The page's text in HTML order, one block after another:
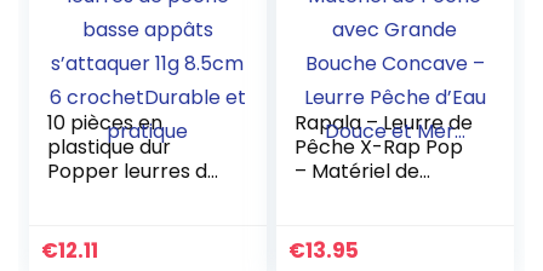
10 pièces en
plastique dur
Popper leurres de
11g 8.5cm 6
€12.11
Rapala – Leurre de
Pêche X-Rap Pop
– Matériel de
Concave – Leurre
€13.95